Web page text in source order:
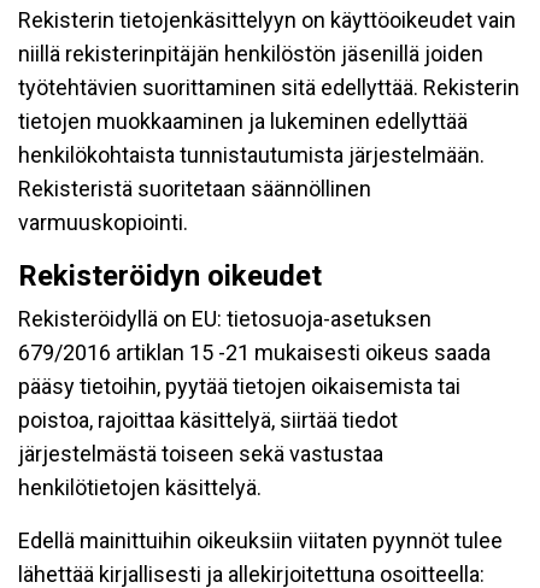
Rekisterin tietojenkäsittelyyn on käyttöoikeudet vain
niillä rekisterinpitäjän henkilöstön jäsenillä joiden
työtehtävien suorittaminen sitä edellyttää. Rekisterin
tietojen muokkaaminen ja lukeminen edellyttää
henkilökohtaista tunnistautumista järjestelmään.
Rekisteristä suoritetaan säännöllinen
varmuuskopiointi.
Rekisteröidyn oikeudet
Rekisteröidyllä on EU: tietosuoja-asetuksen
679/2016 artiklan 15 -21 mukaisesti oikeus saada
pääsy tietoihin, pyytää tietojen oikaisemista tai
poistoa, rajoittaa käsittelyä, siirtää tiedot
järjestelmästä toiseen sekä vastustaa
henkilötietojen käsittelyä.
Edellä mainittuihin oikeuksiin viitaten pyynnöt tulee
lähettää kirjallisesti ja allekirjoitettuna osoitteella: